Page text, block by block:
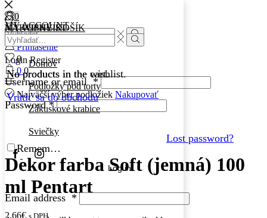
Search
input
Search
Prihlásenie
MY ACCOUNT
LoginRegister
Username or email*
Password*
Lost password?
Remember Me
Log in
Email address *
0
0
MY WISHLIST
No products in the wishlist.
00
0
NÁKUPNÝ KOŠÍK
No products in the cart.
Vrátiť sa do obchodu
Search
input
Search
Domov
Podložky pod torty
Zákuskové krabice
Sviečky
FacebookInstagram
Najväčší výber podložiek Nakupovať
Dekor farba Soft (jemná) 100
ml Pentart
2.66€ s DPH